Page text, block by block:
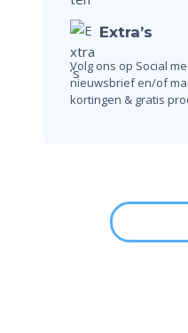
Extra’s
Volg ons op Social
nieuwsbrief en/of
kortingen & gratis